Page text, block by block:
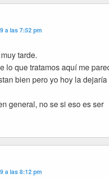
a las 7:52 pm
tarde.
lo que tratamos aquí me
bien pero yo hoy la dejaría
general, no se si eso es ser
a las 8:12 pm